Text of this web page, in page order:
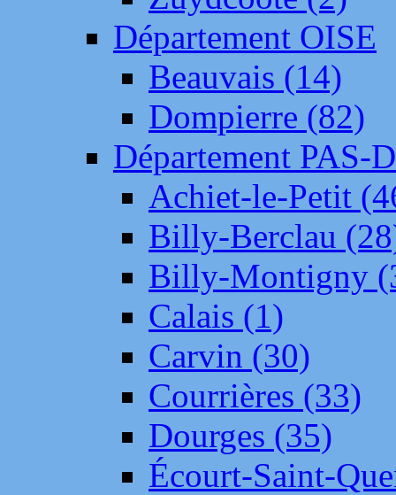
Département OISE
Beauvais (14)
Dompierre (82)
Département PAS-
Achiet-le-Petit
Billy-Berclau
Billy-Montigny
Calais (1)
Carvin (30)
Courrières (33)
Dourges (35)
Écourt-Saint-